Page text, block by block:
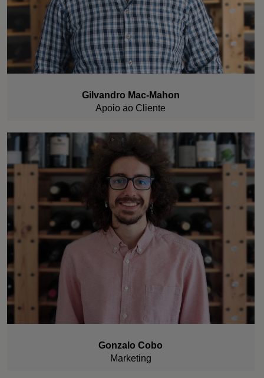
Gilvandro Mac-Mahon
Apoio ao Cliente
Gonzalo Cobo
Marketing